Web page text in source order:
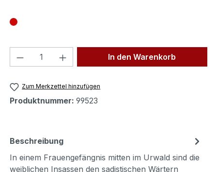
Produkt Anzahl: Gib denIn den Warenkorb
Zum Merkzettel hinzufügen
Produktnummer: 99523
Beschreibung
In einem Frauengefängnis mitten im Urwald sind die
weiblichen Insassen den sadistischen Wärtern